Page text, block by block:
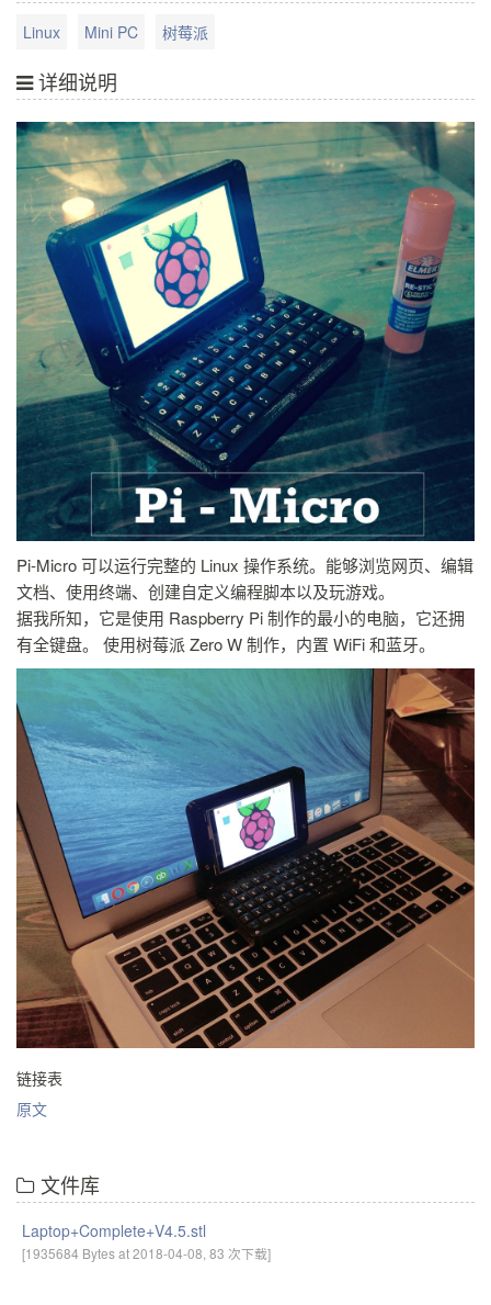
Linux Mini PC 树莓派
详细说明
Pi-Micro 可以运行完整的 Linux 操作系统。能够浏览网页、编辑
文档、使用终端、创建自定义编程脚本以及玩游戏。
据我所知，它是使用 Raspberry Pi 制作的最小的电脑，它还拥
有全键盘。 使用树莓派 Zero W 制作，内置 WiFi 和蓝牙。
链接表
原文
文件库
Laptop+Complete+V4.5.stl
[1935684 Bytes at 2018-04-08, 83 次下载]